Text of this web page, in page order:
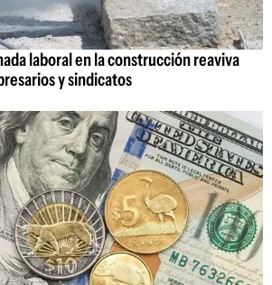
laboral en la construcción reaviva
y sindicatos